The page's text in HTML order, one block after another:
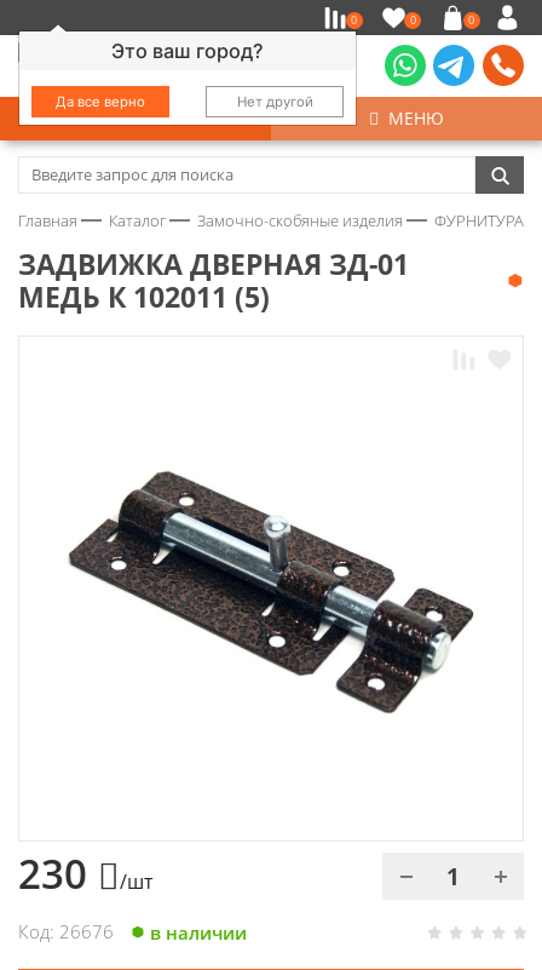
Это ваш город?
Да все верно Нет другой
0 0 0
КАТАЛОГ МЕНЮ
Замочно-скобяные изделия
Колеса
Химия
Главная Каталог Замочно-скобяные изделия ФУРНИТУРА
ЗАДВИЖКА ДВЕРНАЯ ЗД-01
МЕДЬ К 102011 (5)
230 /шт
Код: 26676 в наличии